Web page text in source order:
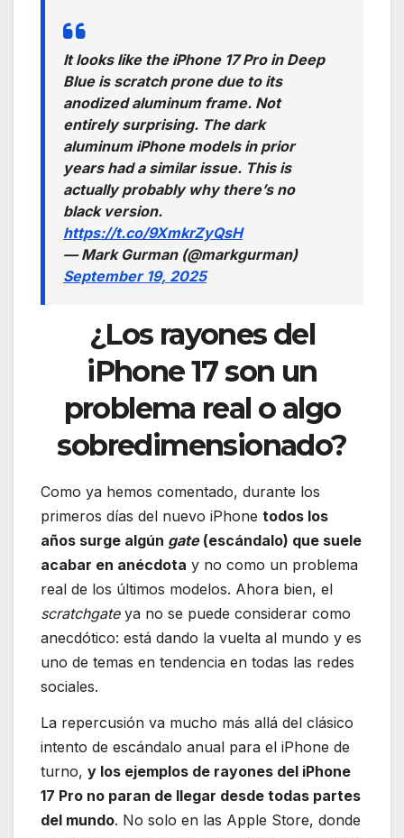
It looks like the iPhone 17 Pro in Deep
Blue is scratch prone due to its
anodized aluminum frame. Not
entirely surprising. The dark
aluminum iPhone models in prior
years had a similar issue. This is
actually probably why there’s no
black version.
https://t.co/9XmkrZyQsH
— Mark Gurman (@markgurman)
September 19, 2025
¿Los rayones del
iPhone 17 son un
problema real o algo
sobredimensionado?
Como ya hemos comentado, durante los
primeros días del nuevo iPhone todos los
años surge algún gate(escándalo) que suele
acabar en anécdota y no como un problema
real de los últimos modelos. Ahora bien, el
scratchgateya no se puede considerar como
anecdótico: está dando la vuelta al mundo y es
uno de temas en tendencia en todas las redes
sociales.
La repercusión va mucho más allá del clásico
intento de escándalo anual para el iPhone de
turno, y los ejemplos de rayones del iPhone
17 Pro no paran de llegar desde todas partes
del mundo. No solo en las Apple Store, donde